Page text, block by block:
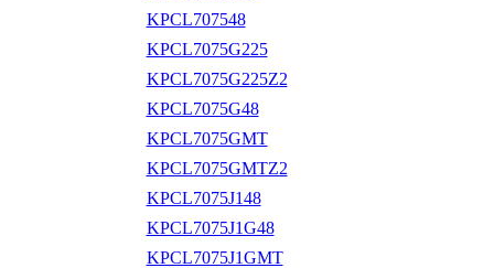
KPCL707548
KPCL7075G225
KPCL7075G225Z2
KPCL7075G48
KPCL7075GMT
KPCL7075GMTZ2
KPCL7075J148
KPCL7075J1G48
KPCL7075J1GMT